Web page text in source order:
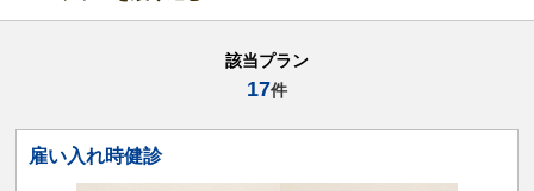
該当プラン
17件
雇い入れ時健診